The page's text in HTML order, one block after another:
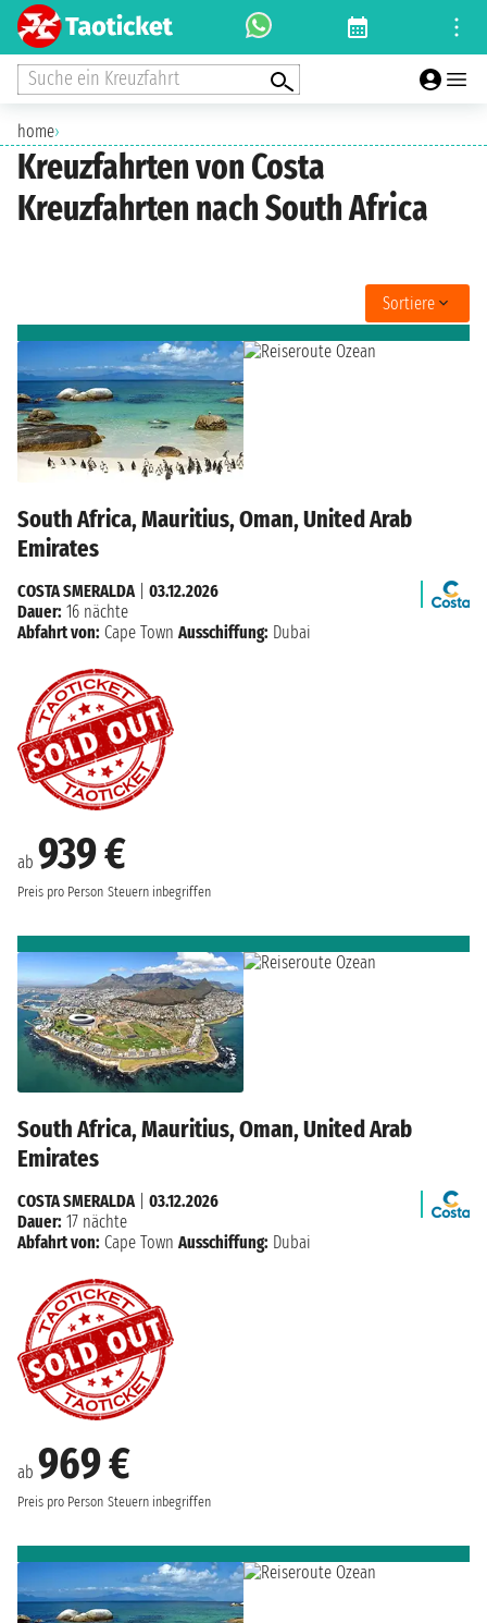
Suche ein Kreuzfahrt
home›
Kreuzfahrten von Costa
Kreuzfahrten nach South Africa
Sortiere
South Africa, Mauritius, Oman, United Arab
Emirates
ab 939 €
Preis pro Person Steuern inbegriffen
COSTA SMERALDA
03.12.2026
Dauer: 16 nächte
Abfahrt von: Cape Town Ausschiffung: Dubai
South Africa, Mauritius, Oman, United Arab
Emirates
ab 969 €
Preis pro Person Steuern inbegriffen
COSTA SMERALDA| 03.12.2026
Dauer: 17 nächte
Abfahrt von: Cape Town Ausschiffung: Dubai